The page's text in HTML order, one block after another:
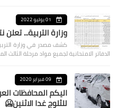
01 يوليو 2022
وزارة التربية...
كشف مصدر في وزارة
الدفاتر الامتحانية لجميع مواد مرحلة الثالث
09 فبراير 2020
اليكم المحافظات
للثلوج غدا الاثنين🥶